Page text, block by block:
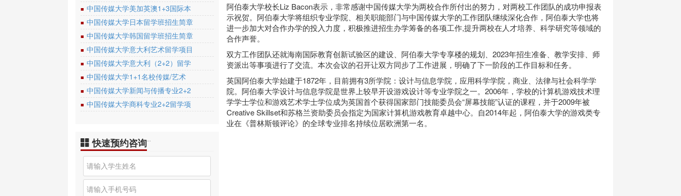
阿伯泰大学校长Liz Bacon表示，非常感谢中国传媒大学为两校合作所付出的努力，对两校工作团队的成功申报表
示祝贺。阿伯泰大学将组织专业学院、相关职能部门与中国传媒大学的工作团队继续深化合作，阿伯泰大学也将
进一步加大对合作办学的投入力度，积极推进招生办学筹备的各项工作,提升两校在人才培养、科学研究等领域的
合作声誉。
双方工作团队还就海南国际教育创新试验区的建设、阿伯泰大学专享楼的规划、2023年招生准备、教学安排、师
资派出等事项进行了交流。本次会议的召开让双方同步了工作进展，明确了下一阶段的工作目标和任务。
英国阿伯泰大学始建于1872年，目前拥有3所学院：设计与信息学院，应用科学学院，商业、法律与社会科学学
院。阿伯泰大学设计与信息学院是世界上较早开设游戏设计等专业学院之一。2006年，学校的计算机游戏技术理
学学士学位和游戏艺术学士学位成为英国首个获得国家部门技能委员会“屏幕技能”认证的课程，并于2009年被
Creative Skillset和苏格兰资助委员会指定为国家计算机游戏教育卓越中心。自2014年起，阿伯泰大学的游戏类专
业在《普林斯顿评论》的全球专业排名持续位居欧洲第一名。
■ 中国传媒大学美加英澳1+3国际本
■ 中国传媒大学日本留学班招生简章
■ 中国传媒大学韩国留学班招生简章
■ 中国传媒大学意大利艺术留学项目
■ 中国传媒大学意大利（2+2）留学
■ 中国传媒大学1+1名校传媒/艺术
■ 中国传媒大学新闻与传播专业2+2
■ 中国传媒大学商科专业2+2留学项
快速预约咨询